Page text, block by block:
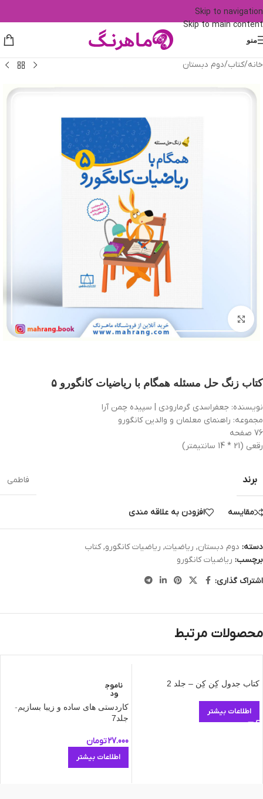
Skip to navigation
Skip to main content
منو
خانه/کتاب/دوم دبستان
بزرگنمایی تصویر
کتاب زنگ حل مسئله همگام با ریاضیات کانگورو ۵
نویسنده: جعفراسدي گرمارودي | سپيده چمن آرا
مجموعه: راهنمای معلمان و والدین کانگورو
76 صفحه
رقعی (21 * 14 سانتیمتر)
برند فاطمی
مقایسه افزودن به علاقه مندی
دسته: دوم دبستان, ریاضیات, ریاضیات کانگورو, کتاب
برچسب: ریاضیات کانگورو
اشتراک گذاری:
محصولات مرتبط
کتاب جدول کِن کِن – جلد 2
اطلاعات بیشتر
ناموج
ود
کاردستی های ساده و زیبا بسازیم-
جلد7
27.000تومان
اطلاعات بیشتر